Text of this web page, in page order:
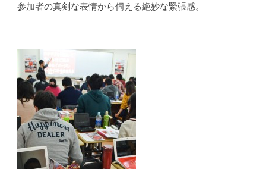
参加者の真剣な表情から伺える絶妙な緊張感。